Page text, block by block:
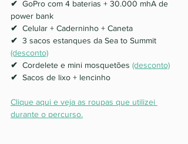
✔ GoPro com 4 baterias + 30.000 mhA de
power bank
✔ Celular + Caderninho + Caneta
✔ 3 sacos estanques da Sea to Summit
(desconto)
✔ Cordelete e mini mosquetões (desconto)
✔ Sacos de lixo + lencinho
Clique aqui e veja as roupas que utilizei
durante o percurso.